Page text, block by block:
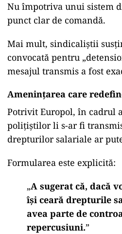
Nu împotriva unui sistem
punct clar de comandă.
Mai mult, sindicaliștii
convocată pentru
mesajul transmis a fost
Amenințarea care
Potrivit Europol, în cadrul
polițiștilor li s-ar fi
drepturilor salariale ar
Formularea este explicită:
„A sugerat că, dacă
își ceară drepturile
avea parte de
repercusiuni.”